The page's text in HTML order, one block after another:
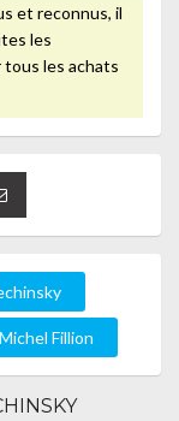
et reconnus, il
les
tous les achats
Fillion